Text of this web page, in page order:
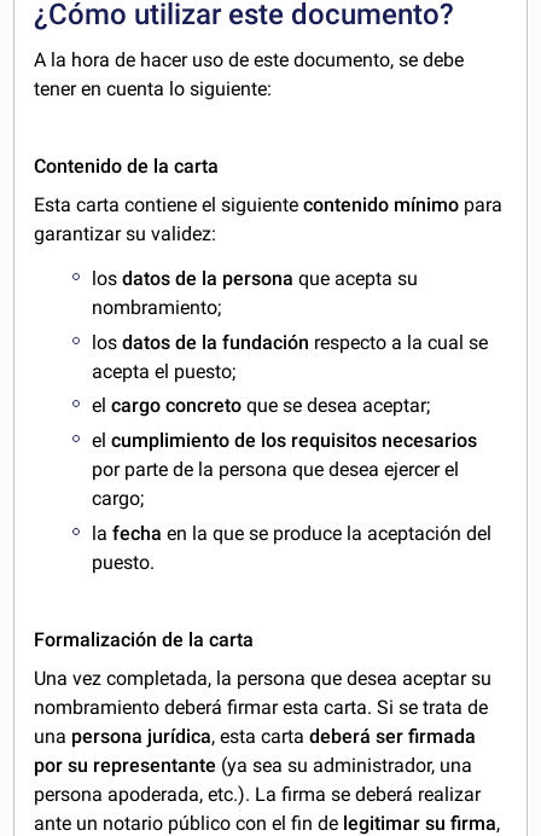
¿Cómo utilizar este documento?
A la hora de hacer uso de este documento, se debe
tener en cuenta lo siguiente:
Contenido de la carta
Esta carta contiene el siguientecontenido mínimo para
garantizar su validez:
losdatos de la persona que acepta su
nombramiento;
losdatos de la fundación respecto a la cual se
acepta el puesto;
elcargo concreto que se desea aceptar;
elcumplimiento de los requisitos necesarios
por parte de la persona que desea ejercer el
cargo;
lafecha en la que se produce la aceptación del
puesto.
Formalización de la carta
Una vez completada, la persona que desea aceptar su
nombramiento deberá firmar esta carta. Si se trata de
una persona jurídica, esta cartadeberá ser firmada
por su representante (ya sea su administrador, una
persona apoderada, etc.). La firma se deberá realizar
ante un notario público con el fin de legitimar su firma,